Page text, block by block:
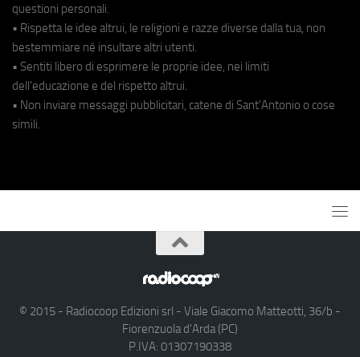
questioni personali.
• Rispetta le idee altrui, le religioni e razze diverse dalla tua, non
bestemmiare né insultare altri utenti.
• Sentiti libero di esprimere le proprie idee, nei limiti
dell'educazione e del rispetto altrui.
• Non inviare messaggi pubblicitari, catene di Sant'Antonio o cose
simili.
© 2015 - Radiocoop Edizioni srl - Viale Giacomo Matteotti, 36/b -
Fiorenzuola d'Arda (PC)
P.IVA: 01307190338